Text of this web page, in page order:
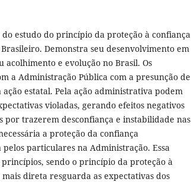
estudo do princípio da proteção à confiança
Demonstra seu desenvolvimento em
acolhimento e evolução no Brasil. Os
a Administração Pública com a presunção de
estatal. Pela ação administrativa podem
violadas, gerando efeitos negativos
por trazerem desconfiança e instabilidade nas
a proteção da confiança
particulares na Administração. Essa
sendo o princípio da proteção à
direta resguarda as expectativas dos